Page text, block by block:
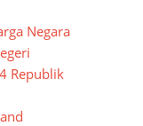
Negara
Republik